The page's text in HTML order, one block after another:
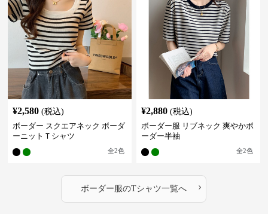
¥2,580 (税込)
ボーダー スクエアネック ボーダ
ーニットＴシャツ
全2色
¥2,880 (税込)
ボーダー服 リブネック 爽やかボ
ーダー半袖
全2色
ボーダー服のTシャツ一覧へ ›